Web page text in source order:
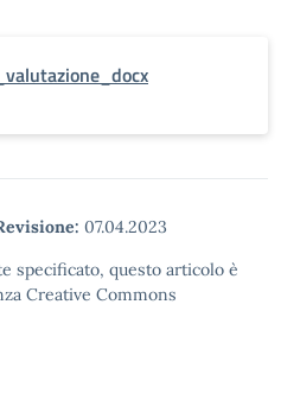
07.04.2023
specificato, questo articolo è
Creative Commons